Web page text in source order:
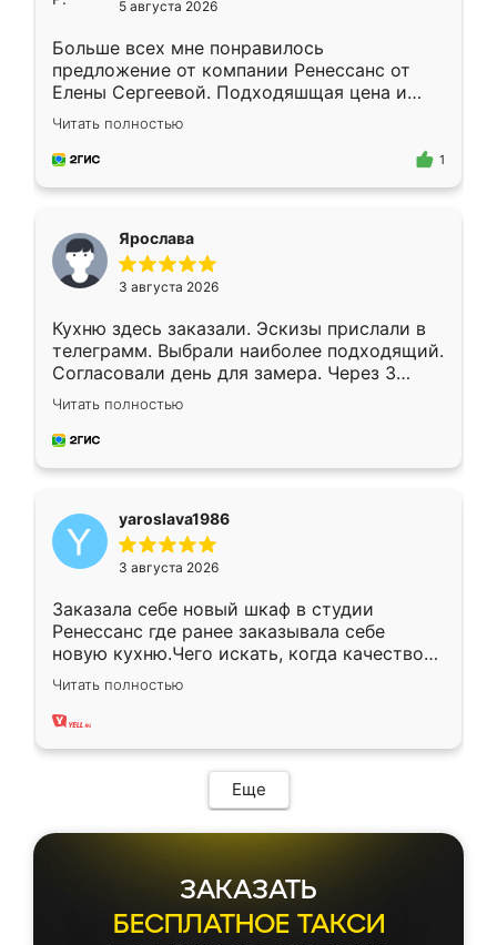
5 августа 2026
Больше всех мне понравилось
предложение от компании Ренессанс от
Елены Сергеевой. Подходяшщая цена и
короткие сроки изготовления. Приехавший
для замера сотрудник Владислав
предложил по моему эскизу самый
Читать полностью
1
Ярослава
3 августа 2026
Кухню здесь заказали. Эскизы прислали в
телеграмм. Выбрали наиболее подходящий.
Согласовали день для замера. Через 3
недели кухня была уже готова. Остались
довольны работой. Спасибо Ренессанс
мебель за качественную работу!
Читать полностью
yaroslava1986
3 августа 2026
Заказала себе новый шкаф в студии
Ренессанс где ранее заказывала себе
новую кухню.Чего искать, когда качеством
вполне довольна. Служит кухня уже почти
два года, нареканий нет.
Читать полностью
Еще
ЗАКАЗАТЬ
БЕСПЛАТНОЕ ТАКСИ